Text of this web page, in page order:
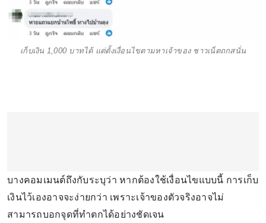
เก็บเงิน 1,000 บาทได้ แต่ตั้งเงื่อนไขตามหาเจ้าของ ชาวเน็ตถกสนั่น
บางคอมเมนต์ถึงกับระบุว่า หากต้องใช้เงื่อนไขแบบนี้ การเก็บ
เงินไว้เองอาจจะง่ายกว่า เพราะเจ้าของตัวจริงอาจไม่
สามารถบอกจุดที่ทำตกได้อย่างชัดเจน